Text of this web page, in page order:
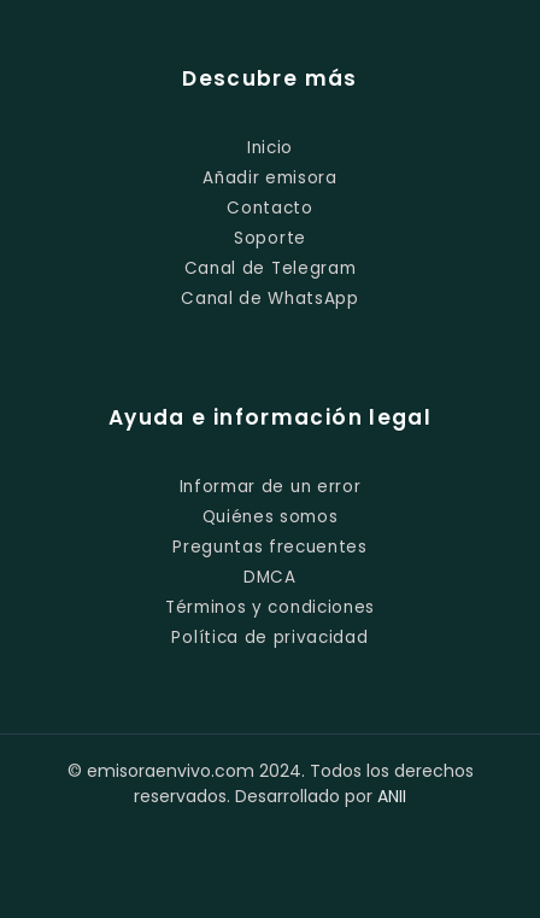
Descubre más
Inicio
Añadir emisora
Contacto
Soporte
Canal de Telegram
Canal de WhatsApp
Ayuda e información legal
Informar de un error
Quiénes somos
Preguntas frecuentes
DMCA
Términos y condiciones
Política de privacidad
© emisoraenvivo.com 2024. Todos los derechos
reservados. Desarrollado por ANII